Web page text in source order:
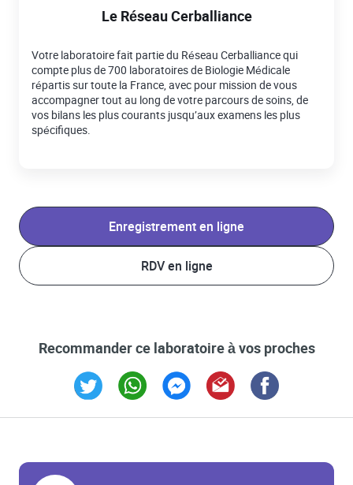
Le Réseau Cerballiance
Votre laboratoire fait partie du Réseau Cerballiance qui
compte plus de 700 laboratoires de Biologie Médicale
répartis sur toute la France, avec pour mission de vous
accompagner tout au long de votre parcours de soins, de
vos bilans les plus courants jusqu’aux examens les plus
spécifiques.
Enregistrement en ligne
RDV en ligne
Recommander ce laboratoire à vos proches